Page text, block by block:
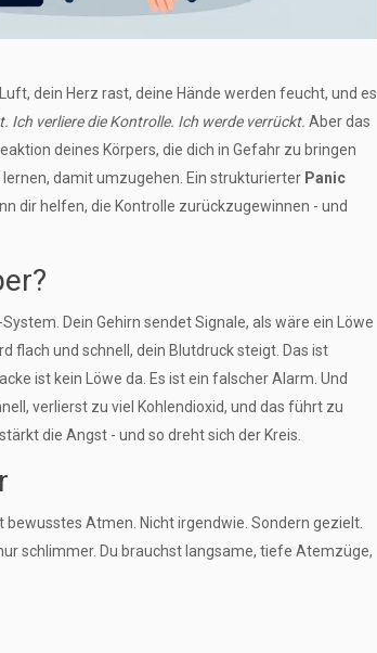
dein Herz rast, deine Hände werden feucht, und es
Ich verliere die Kontrolle. Ich werde verrückt. Aber das
deines Körpers, die dich in Gefahr zu bringen
damit umzugehen. Ein strukturierter Panic
dir helfen, die Kontrolle zurückzugewinnen - und
Dein Gehirn sendet Signale, als wäre ein Löwe
flach und schnell, dein Blutdruck steigt. Das ist
ist kein Löwe da. Es ist ein falscher Alarm. Und
verlierst zu viel Kohlendioxid, und das führt zu
die Angst - und so dreht sich der Kreis.
Atmen. Nicht irgendwie. Sondern gezielt.
schlimmer. Du brauchst langsame, tiefe Atemzüge,